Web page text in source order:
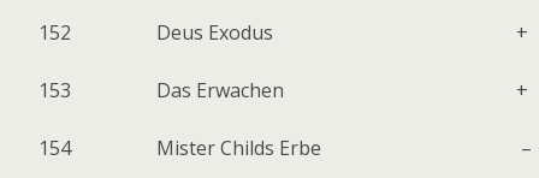
152 Deus Exodus +
153 Das Erwachen +
154 Mister Childs Erbe –